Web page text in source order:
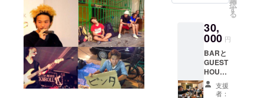
容、日
程につ
いては
要相談
になり
ます
が、常
識の範
択
す
る
30,
000 円
BARと
GUEST
HOUSE
部分を
どっち
支援
者：